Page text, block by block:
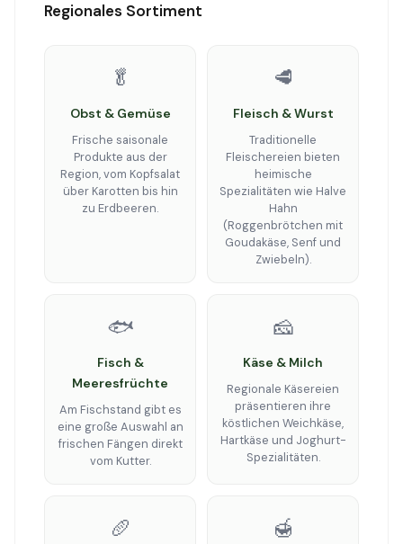
Regionales Sortiment
🥬
Obst & Gemüse
Frische saisonale
Produkte aus der
Region, vom Kopfsalat
über Karotten bis hin
zu Erdbeeren.
🥩
Fleisch & Wurst
Traditionelle
Fleischereien bieten
heimische
Spezialitäten wie Halve
Hahn
(Roggenbrötchen mit
Goudakäse, Senf und
Zwiebeln).
🐟
Fisch &
Meeresfrüchte
Am Fischstand gibt es
eine große Auswahl an
frischen Fängen direkt
vom Kutter.
🧀
Käse & Milch
Regionale Käsereien
präsentieren ihre
köstlichen Weichkäse,
Hartkäse und Joghurt-
Spezialitäten.
🥖 🍯